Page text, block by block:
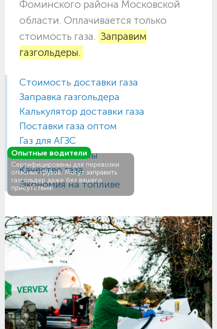
Фоминского района Московской
области. Оплачивается только
стоимость газа. Заправим
газгольдеры.
Стоимость доставки газа
Заправка газгольдера
Калькулятор доставки газа
Поставки газа оптом
Газ для АГЗС
Газовые баллоны
Качество газа
Экономия на топливе
Опытные водители
Сертифицированы для перевозки
опасных грузов. Могут заправить
газгольдер даже без вашего
присутствия!